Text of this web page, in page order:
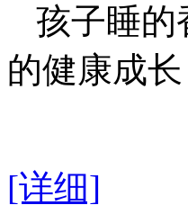
孩子睡的
的健康成
[详细]